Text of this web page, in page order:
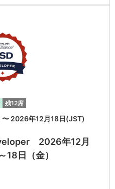
残12席
2026年12月18日(JST)
2026年12月
18日（金）